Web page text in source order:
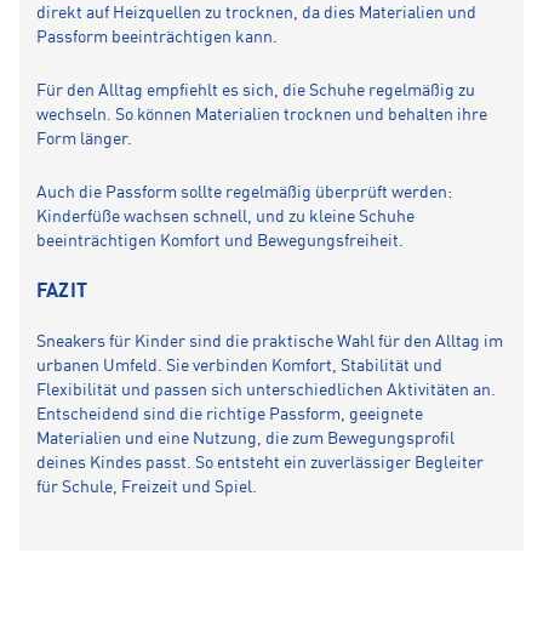
direkt auf Heizquellen zu trocknen, da dies Materialien und
Passform beeinträchtigen kann.
Für den Alltag empfiehlt es sich, die Schuhe regelmäßig zu
wechseln. So können Materialien trocknen und behalten ihre
Form länger.
Auch die Passform sollte regelmäßig überprüft werden:
Kinderfüße wachsen schnell, und zu kleine Schuhe
beeinträchtigen Komfort und Bewegungsfreiheit.
FAZIT
Sneakers für Kinder sind die praktische Wahl für den Alltag im
urbanen Umfeld. Sie verbinden Komfort, Stabilität und
Flexibilität und passen sich unterschiedlichen Aktivitäten an.
Entscheidend sind die richtige Passform, geeignete
Materialien und eine Nutzung, die zum Bewegungsprofil
deines Kindes passt. So entsteht ein zuverlässiger Begleiter
für Schule, Freizeit und Spiel.